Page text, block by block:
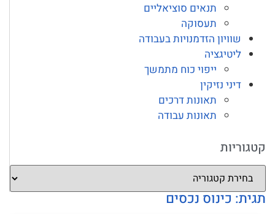
תנאים סוציאליים
תעסוקה
שוויון הזדמנויות בעבודה
ליטיגציה
ייפוי כוח מתמשך
דיני נזיקין
תאונות דרכים
תאונות עבודה
קטגוריות
תגית: כינוס נכסים